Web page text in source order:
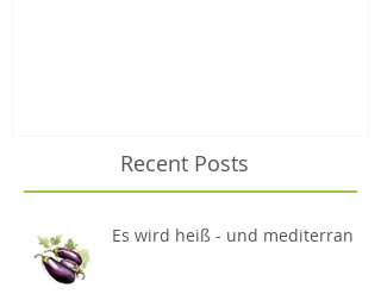
Recent Posts
Es wird heiß - und mediterran